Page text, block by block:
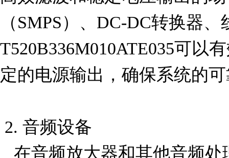
（SMPS）、DC-DC转换器
T520B336M010ATE035可以
定的电源输出，确保系统的